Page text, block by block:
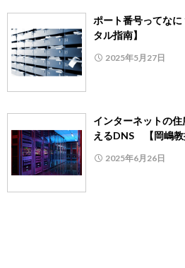
ポート番号ってな
タル指南】
2025年5月27日
インターネットの
えるDNS 【岡嶋教
2025年6月26日